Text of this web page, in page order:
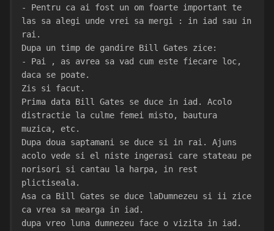
- Pentru ca ai fost un om foarte important te
las sa alegi unde vrei sa mergi : in iad sau in
rai.
Dupa un timp de gandire Bill Gates zice:
- Pai , as avrea sa vad cum este fiecare loc,
daca se poate.
Zis si facut.
Prima data Bill Gates se duce in iad. Acolo
distractie la culme femei misto, bautura
muzica, etc.
Dupa doua saptamani se duce si in rai. Ajuns
acolo vede si el niste ingerasi care stateau pe
norisori si cantau la harpa, in rest
plictiseala.
Asa ca Bill Gates se duce laDumnezeu si ii zice
ca vrea sa mearga in iad.
dupa vreo luna dumnezeu face o vizita in iad.